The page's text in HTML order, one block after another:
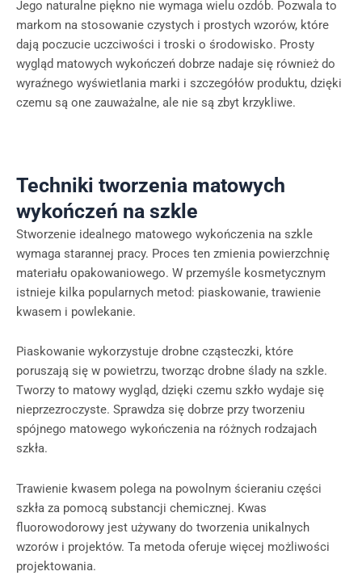
Jego naturalne piękno nie wymaga wielu ozdób. Pozwala to
markom na stosowanie czystych i prostych wzorów, które
dają poczucie uczciwości i troski o środowisko. Prosty
wygląd matowych wykończeń dobrze nadaje się również do
wyraźnego wyświetlania marki i szczegółów produktu, dzięki
czemu są one zauważalne, ale nie są zbyt krzykliwe.
Techniki tworzenia matowych
wykończeń na szkle
Stworzenie idealnego matowego wykończenia na szkle
wymaga starannej pracy. Proces ten zmienia powierzchnię
materiału opakowaniowego. W przemyśle kosmetycznym
istnieje kilka popularnych metod: piaskowanie, trawienie
kwasem i powlekanie.
Piaskowanie wykorzystuje drobne cząsteczki, które
poruszają się w powietrzu, tworząc drobne ślady na szkle.
Tworzy to matowy wygląd, dzięki czemu szkło wydaje się
nieprzezroczyste. Sprawdza się dobrze przy tworzeniu
spójnego matowego wykończenia na różnych rodzajach
szkła.
Trawienie kwasem polega na powolnym ścieraniu części
szkła za pomocą substancji chemicznej. Kwas
fluorowodorowy jest używany do tworzenia unikalnych
wzorów i projektów. Ta metoda oferuje więcej możliwości
projektowania.